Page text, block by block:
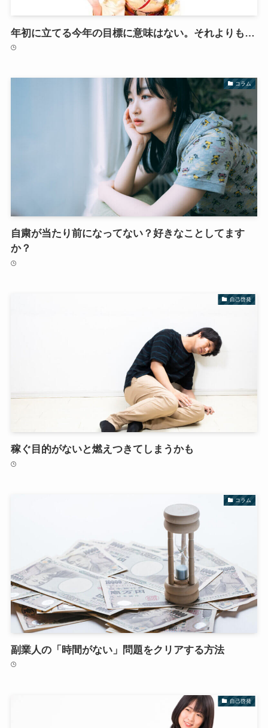
年初に立てる今年の目標に意味はない。それよりも…
コラム
自粛が当たり前になってない？好きなことしてます
か？
自己啓発
稼ぐ目的がないと燃えつきてしまうかも
コラム
副業人の「時間がない」問題をクリアする方法
自己啓発